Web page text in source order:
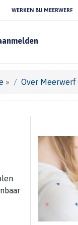
WERKEN BIJ MEERWERF
» Over Meerwerf